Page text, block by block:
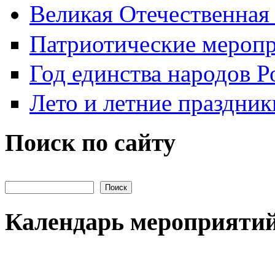
Великая
Патриотические
Год единства народов
Лето и летние
Поиск по сайту
Календарь